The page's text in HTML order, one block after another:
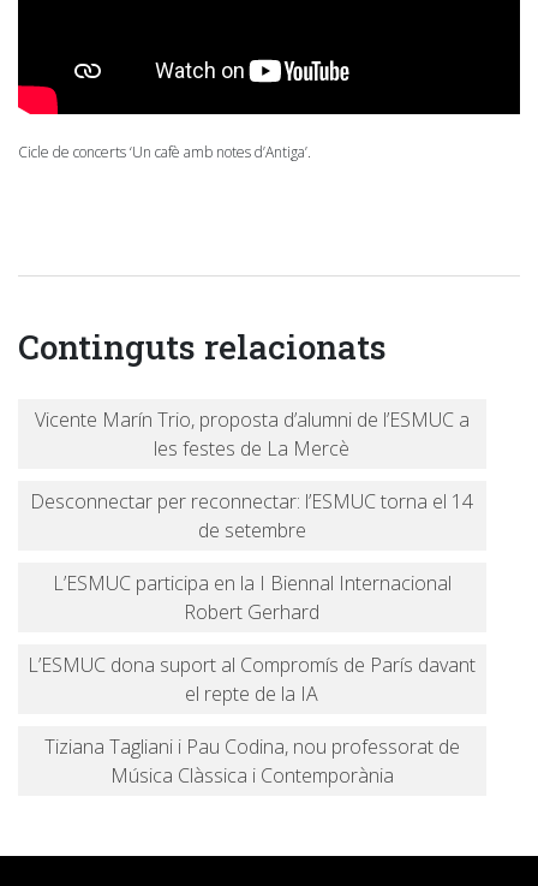
Cicle de concerts ‘Un cafè amb notes d’Antiga’.
Continguts relacionats
Vicente Marín Trio, proposta d’alumni de l’ESMUC a
les festes de La Mercè
Desconnectar per reconnectar: l’ESMUC torna el 14
de setembre
L’ESMUC participa en la I Biennal Internacional
Robert Gerhard
L’ESMUC dona suport al Compromís de París davant
el repte de la IA
Tiziana Tagliani i Pau Codina, nou professorat de
Música Clàssica i Contemporània